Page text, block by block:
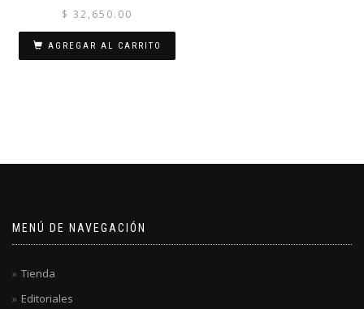
$ 32,650.00
AGREGAR AL CARRITO
MENÚ DE NAVEGACIÓN
Tienda
Editoriales